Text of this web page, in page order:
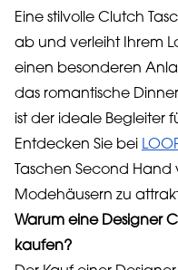
Eine stilvolle Clutch
ab und verleiht Ihrem
einen besonderen
das romantische
ist der ideale Begleiter
Entdecken Sie bei
Taschen Second
Modehäusern zu
Warum eine Designer
kaufen?